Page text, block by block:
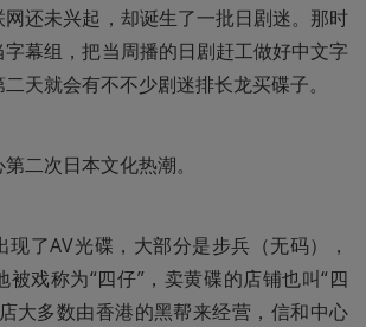
还未兴起，却诞生了一批日剧迷。那时
幕组，把当周播的日剧赶工做好中文字
天就会有不不少剧迷排长龙买碟子。
二次日本文化热潮。
了AV光碟，大部分是步兵（无码），
被戏称为“四仔”，卖黄碟的店铺也叫“四
大多数由香港的黑帮来经营，信和中心